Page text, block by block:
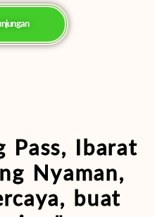
Pass, Ibarat
Nyaman,
buat